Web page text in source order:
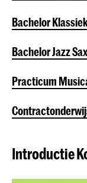
Bachelor
Bachelor Jazz
Practicum
Introductie